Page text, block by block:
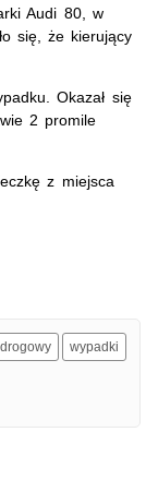
Audi 80, w
się, że kierujący
Okazał się
2 promile
z miejsca
wypadki